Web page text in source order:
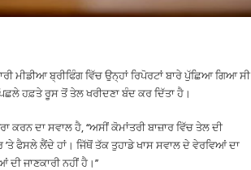
ਮੀਡੀਆ ਬ੍ਰੀਫਿੰਗ ਵਿੱਚ ਉਨ੍ਹਾਂ ਰਿਪੋਰਟਾਂ ਬਾਰੇ ਪੁੱਛਿਆ ਗਿਆ ਸੀ
ਹਫ਼ਤੇ ਰੂਸ ਤੋਂ ਤੇਲ ਖਰੀਦਣਾ ਬੰਦ ਕਰ ਦਿੱਤਾ ਹੈ।
ਕਰਨ ਦਾ ਸਵਾਲ ਹੈ, ‘‘ਅਸੀਂ ਕੋਮਾਂਤਰੀ ਬਾਜ਼ਾਰ ਵਿੱਚ ਤੇਲ ਦੀ
ਫੈਸਲੇ ਲੈਂਦੇ ਹਾਂ। ਜਿੱਥੋਂ ਤੱਕ ਤੁਹਾਡੇ ਖਾਸ ਸਵਾਲ ਦੇ ਵੇਰਵਿਆਂ ਦਾ
ਜਾਣਕਾਰੀ ਨਹੀਂ ਹੈ।’’